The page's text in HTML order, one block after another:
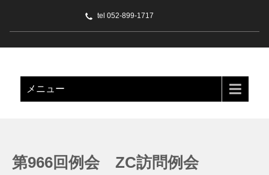
tel 052-899-1717
名古屋緑 ライオンズクラブ
メニュー
第966回例会 ZC訪問例会